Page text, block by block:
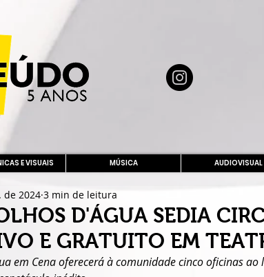
E VISUAIS MÚSICA AUDIOVISUAL
D'ÁGUA SEDIA
E GRATUITO EM
de 2024 3 min de leitura
em Cena oferecerá à comunidade cinco oficinas